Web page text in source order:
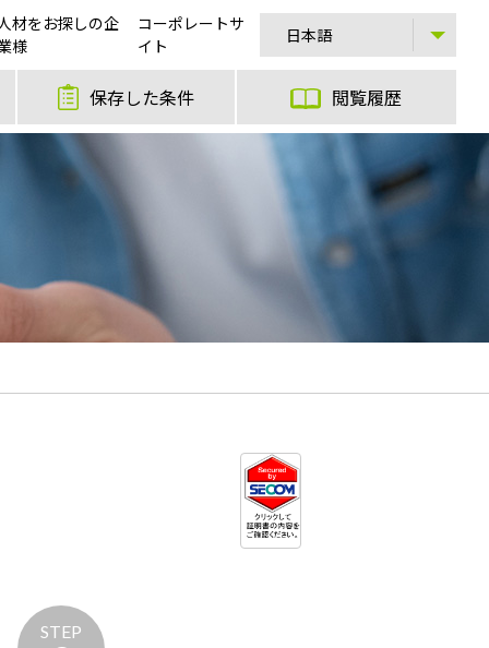
材をお探しの企
様
コーポレートサ
イト
保存した条件 閲覧履歴
STEP